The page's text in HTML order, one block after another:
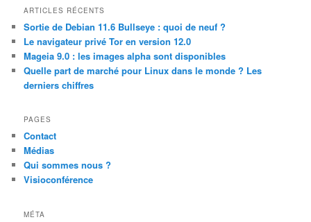
r
h
ARTICLES RÉCENTS
Sortie de Debian 11.6 Bullseye : quoi de neuf ?
Le navigateur privé Tor en version 12.0
Mageia 9.0 : les images alpha sont disponibles
Quelle part de marché pour Linux dans le monde ? Les
derniers chiffres
PAGES
Contact
Médias
Qui sommes nous ?
Visioconférence
MÉTA